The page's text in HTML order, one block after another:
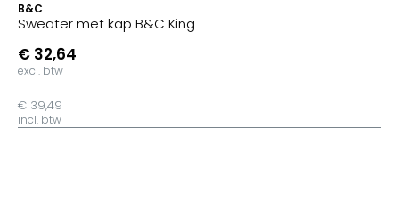
B&C
Sweater met kap B&C King
€ 32,64
excl. btw
€ 39,49
incl. btw